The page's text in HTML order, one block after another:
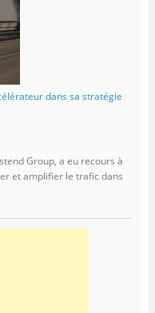
dans sa stratégie
Group, a eu recours à
et amplifier le trafic dans